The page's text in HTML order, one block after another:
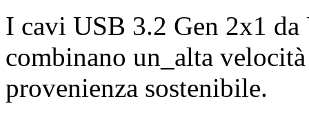
I cavi USB 3.2 Gen 2x1
combinano un_alta
provenienza sostenibile.